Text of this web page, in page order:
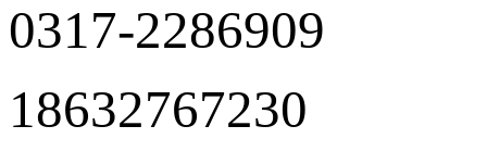
0317-2286909
18632767230